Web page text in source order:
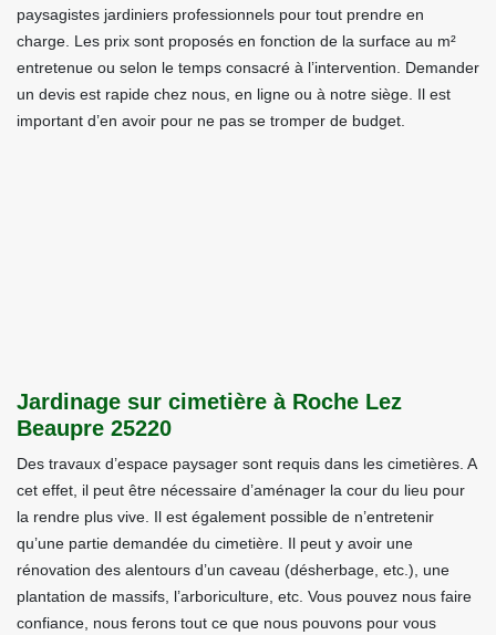
paysagistes jardiniers professionnels pour tout prendre en
charge. Les prix sont proposés en fonction de la surface au m²
entretenue ou selon le temps consacré à l’intervention. Demander
un devis est rapide chez nous, en ligne ou à notre siège. Il est
important d’en avoir pour ne pas se tromper de budget.
Jardinage sur cimetière à Roche Lez
Beaupre 25220
Des travaux d’espace paysager sont requis dans les cimetières. A
cet effet, il peut être nécessaire d’aménager la cour du lieu pour
la rendre plus vive. Il est également possible de n’entretenir
qu’une partie demandée du cimetière. Il peut y avoir une
rénovation des alentours d’un caveau (désherbage, etc.), une
plantation de massifs, l’arboriculture, etc. Vous pouvez nous faire
confiance, nous ferons tout ce que nous pouvons pour vous